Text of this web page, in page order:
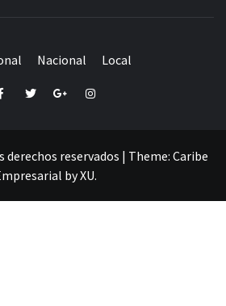
Nacional Local
TwitterGoogle+Instagram
reservados | Theme: Caribe
byXU.